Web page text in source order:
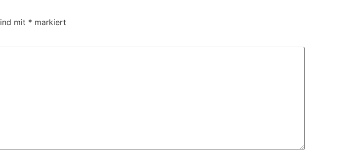
mit * markiert